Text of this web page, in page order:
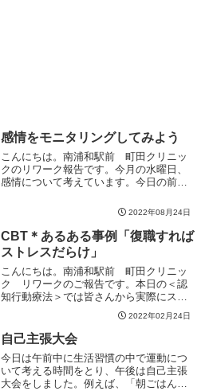
感情をモニタリングしてみよう
こんにちは。南浦和駅前 町田クリニッ
クのリワーク報告です。今月の水曜日、
感情について考えています。今日の前半
ガー・マネジメント」聞いたことがある
でしょうか？どの感情も大切な物なので
すが、怒りは特に強いエネ...
2022年08月24日
CBT＊あるある事例「復職すれば
ストレスだらけ」
こんにちは。南浦和駅前 町田クリニッ
ク リワークのご報告です。本日の＜認
知行動療法＞では皆さんから実際にスト
レスに感じていることをテーマに出して
いただいて皆で検討していきました。リ
アルな事例は本当に実りが大きかったで
すね。「思考を柔らかくし...
2022年02月24日
自己主張大会
今日は午前中に生活習慣の中で運動につ
いて考える時間をとり、午後は自己主張
大会をしました。例えば、「朝ごはんに